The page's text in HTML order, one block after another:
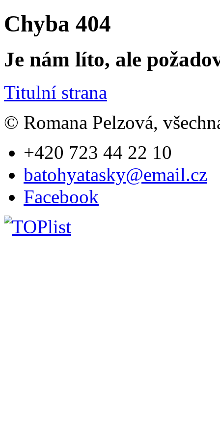
Chyba 404
Je nám líto, ale
Titulní strana
© Romana Pelzová,
+420 723 44 22 10
batohyatasky@email.cz
Facebook